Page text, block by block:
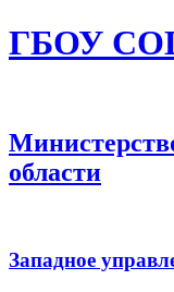
ГБОУ
области
Западное